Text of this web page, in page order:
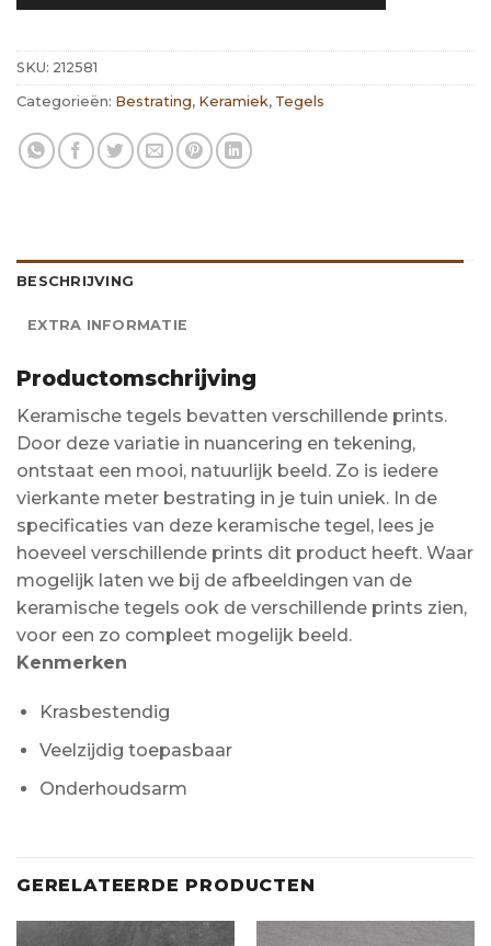
SKU: 212581
Categorieën: Bestrating, Keramiek, Tegels
BESCHRIJVING
EXTRA INFORMATIE
Productomschrijving
Keramische tegels bevatten verschillende prints.
Door deze variatie in nuancering en tekening,
ontstaat een mooi, natuurlijk beeld. Zo is iedere
vierkante meter bestrating in je tuin uniek. In de
specificaties van deze keramische tegel, lees je
hoeveel verschillende prints dit product heeft. Waar
mogelijk laten we bij de afbeeldingen van de
keramische tegels ook de verschillende prints zien,
voor een zo compleet mogelijk beeld.
Kenmerken
Krasbestendig
Veelzijdig toepasbaar
Onderhoudsarm
GERELATEERDE PRODUCTEN